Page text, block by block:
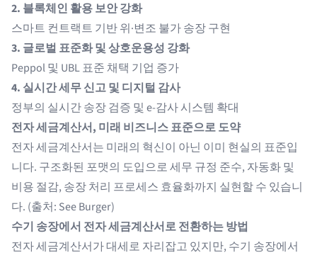
2. 블록체인 활용 보안 강화
스마트 컨트랙트 기반 위·변조 불가 송장 구현
3. 글로벌 표준화 및 상호운용성 강화
Peppol 및 UBL 표준 채택 기업 증가
4. 실시간 세무 신고 및 디지털 감사
정부의 실시간 송장 검증 및 e-감사 시스템 확대
전자 세금계산서, 미래 비즈니스 표준으로 도약
전자 세금계산서는 미래의 혁신이 아닌 이미 현실의 표준입
니다. 구조화된 포맷의 도입으로 세무 규정 준수, 자동화 및
비용 절감, 송장 처리 프로세스 효율화까지 실현할 수 있습니
다. (출처: See Burger)
수기 송장에서 전자 세금계산서로 전환하는 방법
전자 세금계산서가 대세로 자리잡고 있지만, 수기 송장에서